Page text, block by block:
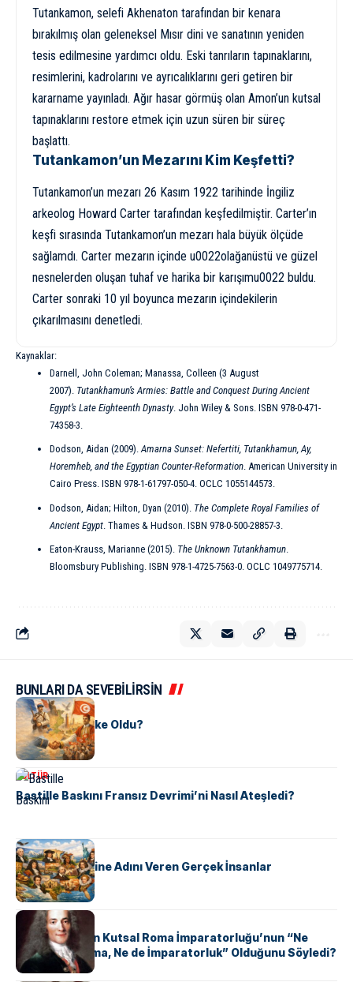
Tutankamon, selefi Akhenaton tarafından bir kenara
bırakılmış olan geleneksel Mısır dini ve sanatının yeniden
tesis edilmesine yardımcı oldu. Eski tanrıların tapınaklarını,
resimlerini, kadrolarını ve ayrıcalıklarını geri getiren bir
kararname yayınladı. Ağır hasar görmüş olan Amon’un kutsal
tapınaklarını restore etmek için uzun süren bir süreç
başlattı.
Tutankamon’un Mezarını Kim Keşfetti?
Tutankamon’un mezarı 26 Kasım 1922 tarihinde İngiliz
arkeolog Howard Carter tarafından keşfedilmiştir. Carter’ın
keşfi sırasında Tutankamon’un mezarı hala büyük ölçüde
sağlamdı. Carter mezarın içinde u0022olağanüstü ve güzel
nesnelerden oluşan tuhaf ve harika bir karışımu0022 buldu.
Carter sonraki 10 yıl boyunca mezarın içindekilerin
çıkarılmasını denetledi.
Kaynaklar:
Darnell, John Coleman; Manassa, Colleen (3 August
2007). Tutankhamun’s Armies: Battle and Conquest During Ancient
Egypt’s Late Eighteenth Dynasty. John Wiley & Sons. ISBN 978-0-471-
74358-3
Dodson, Aidan (2009).Amarna Sunset: Nefertiti, Tutankhamun, Ay,
Horemheb, and the Egyptian Counter-Reformation. American University in
Cairo Press. ISBN 978-1-61797-050-4. OCLC 1055144573.
Dodson, Aidan; Hilton, Dyan (2010). The Complete Royal Families of
Ancient Egypt. Thames & Hudson. ISBN 978-0-500-28857-3
Eaton-Krauss, Marianne (2015). The Unknown Tutankhamun.
Bloomsbury Publishing. ISBN 978-1-4725-7563-0. OCLC 1049775714.
BUNLARI DA SEVEBİLİRSİN
KÜLTÜR
Tunus Nasıl Ülke Oldu?
KÜLTÜR
Bastille Baskını Fransız Devrimi’ni Nasıl Ateşledi?
KÜLTÜR
ABD Eyaletlerine Adını Veren Gerçek İnsanlar
KÜLTÜR
Voltaire Neden Kutsal Roma İmparatorluğu’nun “Ne
Kutsal, Ne Roma, Ne de İmparatorluk” Olduğunu Söyledi?